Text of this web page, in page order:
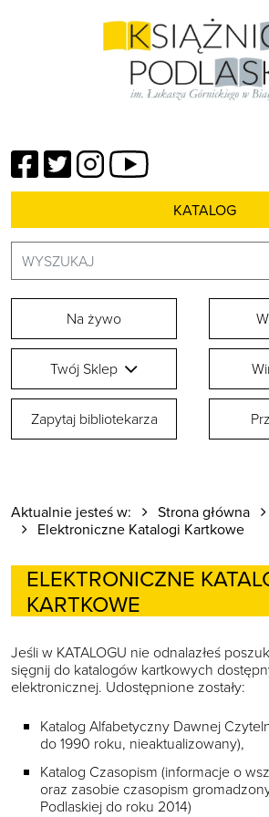
KATALOG
Facebook
TwitterInstagram
YouTube
Na żywo
Twój Sklep
Zapytaj bibliotekarza
Aktualnie jesteś w: Strona główna
Elektroniczne Katalogi Kartkowe
ELEKTRONICZNE
KARTKOWE
Jeśli w KATALOGU nie odnalazłeś
sięgnij do katalogów kartkowych
elektronicznej. Udostępnione zostały:
Katalog Alfabetyczny Dawnej
do 1990 roku, nieaktualizowany),
Katalog Czasopism (informacje o
oraz zasobie czasopism
Podlaskiej do roku 2014)